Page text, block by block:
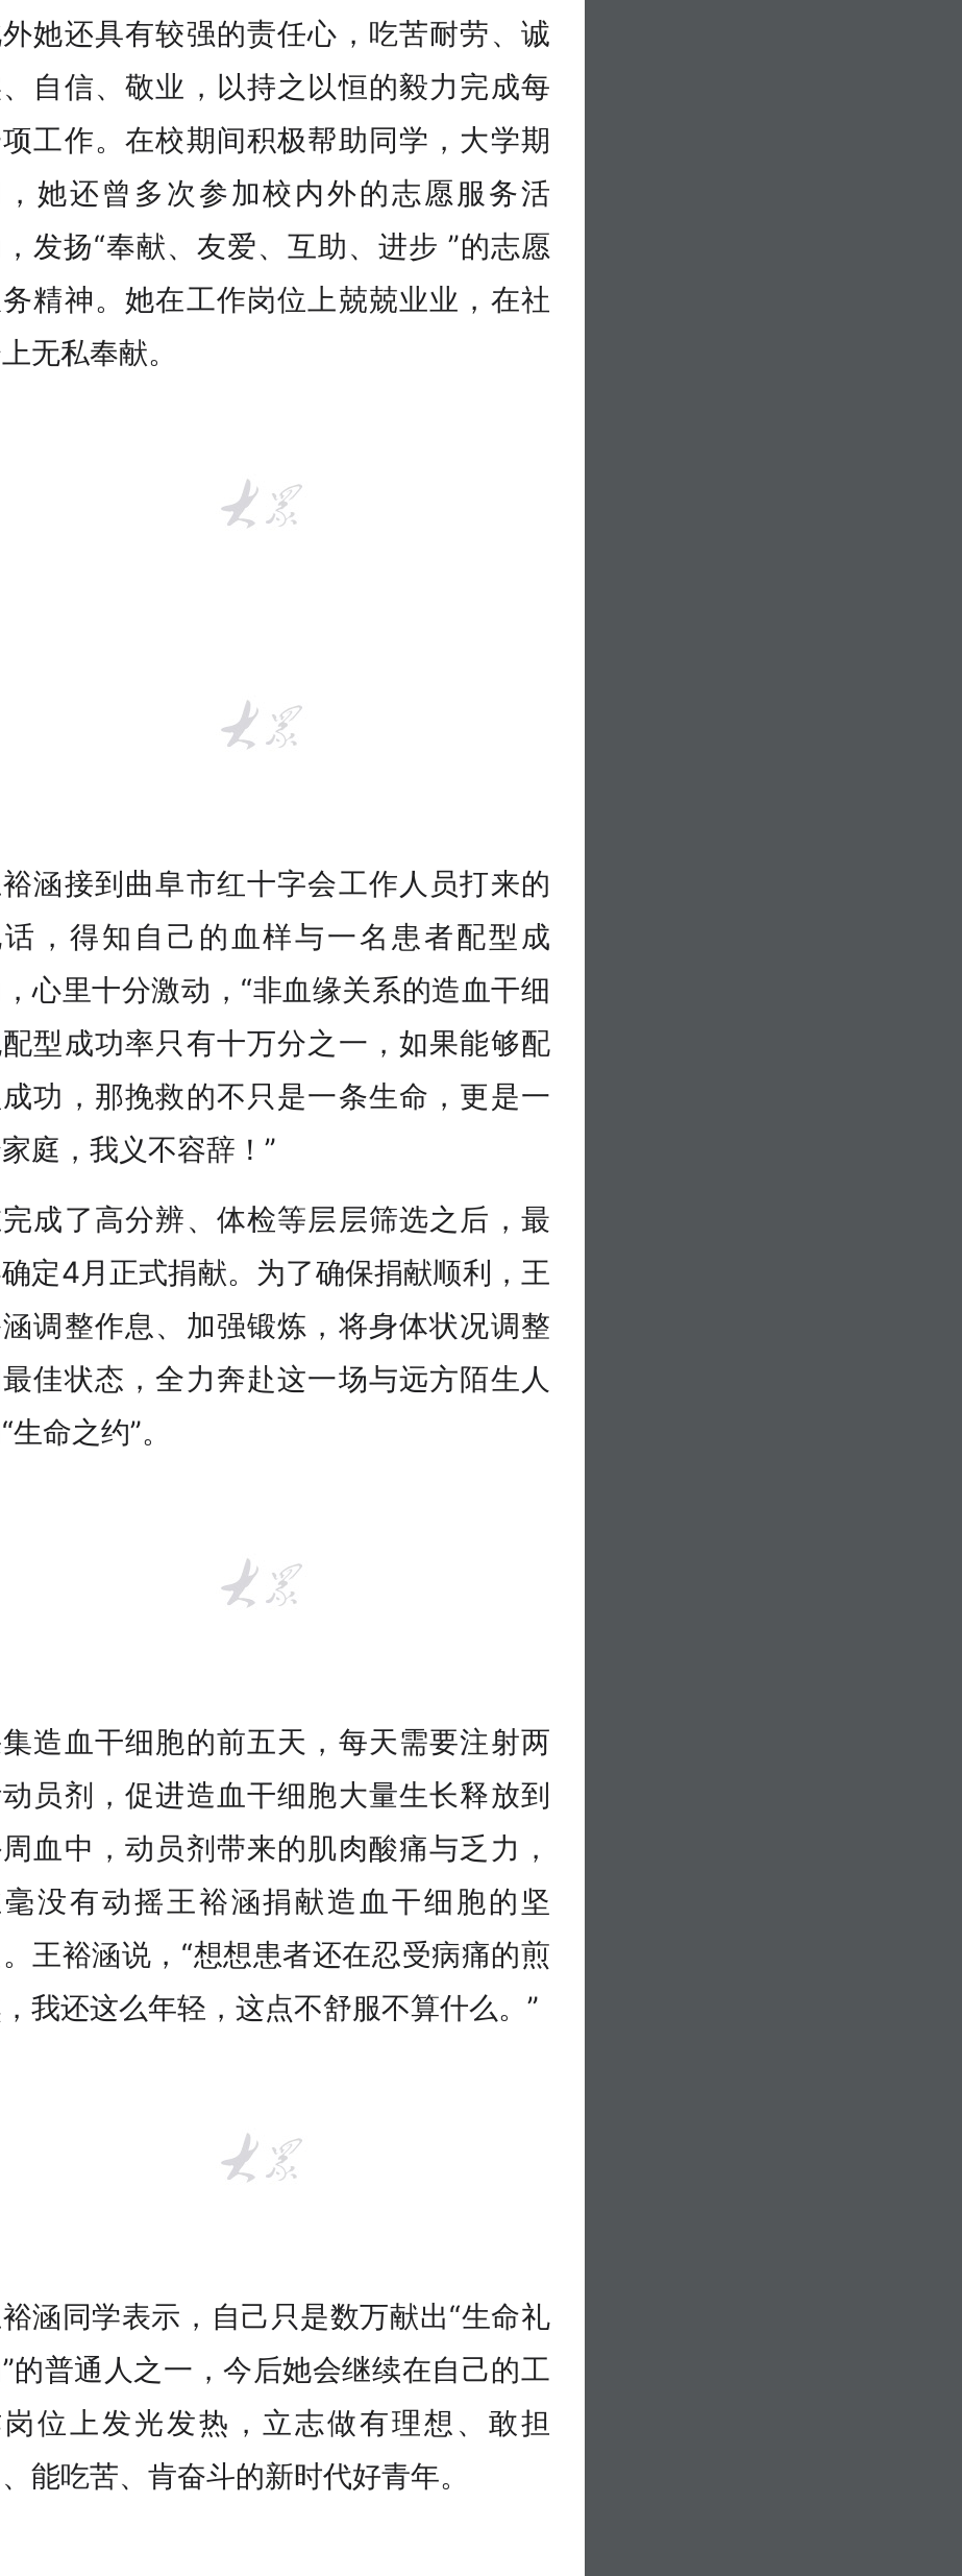
她还具有较强的责任心，吃苦耐劳、诚
自信、敬业，以持之以恒的毅力完成每
工作。在校期间积极帮助同学，大学期
，她还曾多次参加校内外的志愿服务活
发扬“奉献、友爱、互助、进步 ”的志愿
精神。她在工作岗位上兢兢业业，在社
无私奉献。
涵接到曲阜市红十字会工作人员打来的
话，得知自己的血样与一名患者配型成
心里十分激动，“非血缘关系的造血干细
型成功率只有十万分之一，如果能够配
功，那挽救的不只是一条生命，更是一
庭，我义不容辞！”
成了高分辨、体检等层层筛选之后，最
定4月正式捐献。为了确保捐献顺利，王
调整作息、加强锻炼，将身体状况调整
佳状态，全力奔赴这一场与远方陌生人
生命之约”。
造血干细胞的前五天，每天需要注射两
员剂，促进造血干细胞大量生长释放到
血中，动员剂带来的肌肉酸痛与乏力，
没有动摇王裕涵捐献造血干细胞的坚
王裕涵说，“想想患者还在忍受病痛的煎
我还这么年轻，这点不舒服不算什么。”
涵同学表示，自己只是数万献出“生命礼
的普通人之一，今后她会继续在自己的工
位上发光发热，立志做有理想、敢担
能吃苦、肯奋斗的新时代好青年。